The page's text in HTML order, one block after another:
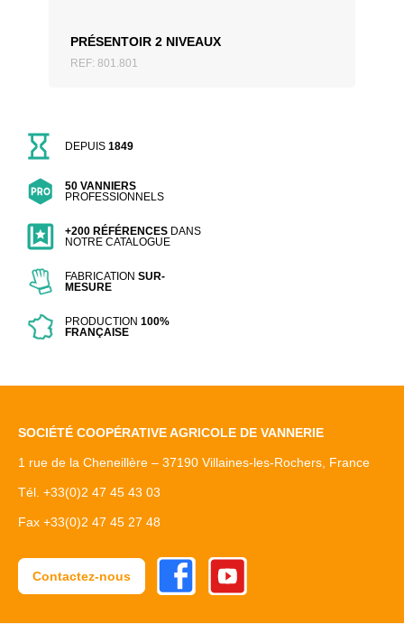
PRÉSENTOIR 2 NIVEAUX
REF: 801.801
DEPUIS1849
50 VANNIERS
PROFESSIONNELS
+200 RÉFÉRENCES DANS
NOTRE CATALOGUE
FABRICATIONSUR-
MESURE
PRODUCTION100%
FRANÇAISE
SOCIÉTÉ COOPÉRATIVE AGRICOLE DE VANNERIE
1 rue de la Cheneillère – 37190 Villaines-les-Rochers, France
Tél. +33(0)2 47 45 43 03
Fax +33(0)2 47 45 27 48
Contactez-nous
FacebookYoutube